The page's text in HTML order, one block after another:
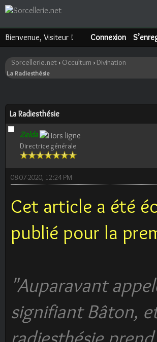
Bienvenue, Visiteur ! Connexion
Sorcellerie.net › Occultum ›Divination
La Radiesthésie
La Radiesthésie
Zelda
Directrice générale
08-07-2020, 12:24 PM
Cet article a été
publié pour la
"Auparavant
signifiant Bâton,